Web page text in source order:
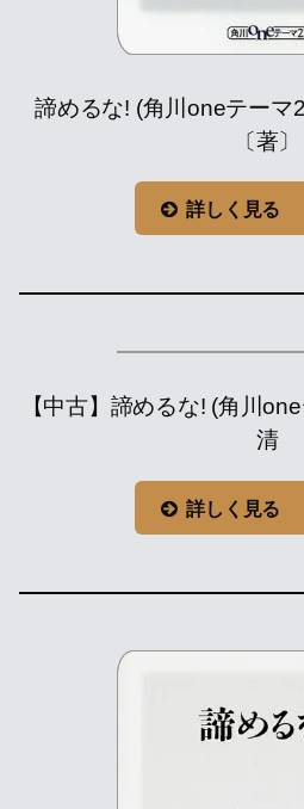
諦めるな! (角川oneテーマ
〔著〕
詳しく見る
【中古】諦めるな! (角川
清
詳しく見る